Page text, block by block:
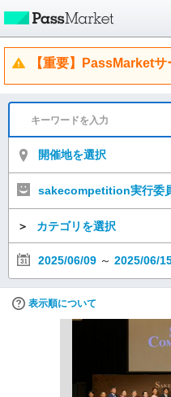
【重要】PassMarket
開催地を選択
sakecompetition実行委
＞ カテゴリを選択
2025/06/09 ～ 2025/06/
表示順について